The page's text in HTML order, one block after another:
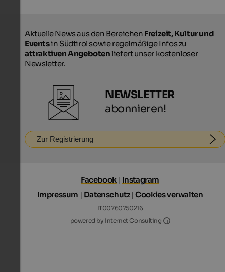
Aktuelle News aus den Bereichen Freizeit, Kultur und
Eventsin Südtirol sowie regelmäßige Infos zu
attraktiven Angebotenliefert unser kostenloser
Newsletter.
NEWSLETTER
abonnieren!
Zur Registrierung
Facebook| Instagram
Impressum | Datenschutz|Cookies verwalten
IT00760750216
powered by Internet Consulting
Internet